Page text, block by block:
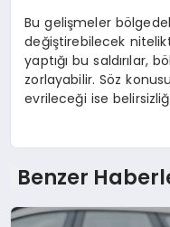
Bu gelişmeler
değiştirebilecek
yaptığı bu saldırılar,
zorlayabilir. Söz
evrileceği ise
Benzer